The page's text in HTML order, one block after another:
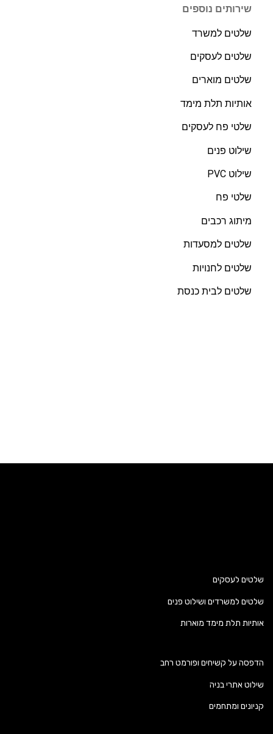
שירותים נוספים
שלטים למשרד
שלטים לעסקים
שלטים מוארים
אותיות תלת מימד
שלטי פח לעסקים
שילוט פנים
שילוט PVC
שלטי פח
מיתוג רכבים
שלטים למסעדות
שלטים לחנויות
שלטים לבית כנסת
שלטים לעסקים
שלטים למשרדים ושילוט פנים
אותיות תלת מימד מוארות
הדפסה על קשיחים ופורמט רחב
שילוט אתרי בניה
קניונים ומתחמים